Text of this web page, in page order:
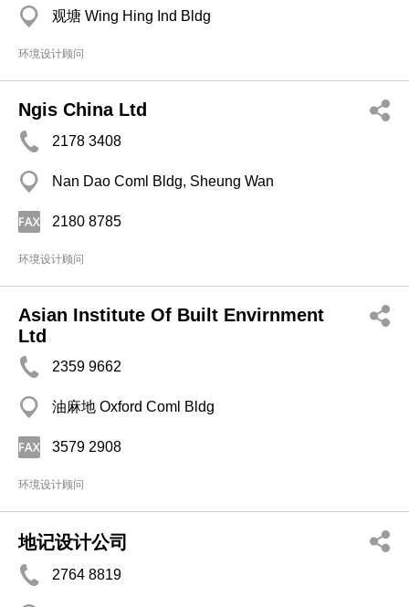
观塘 Wing Hing Ind Bldg
环境设计顾问
Ngis China Ltd
2178 3408
Nan Dao Coml Bldg, Sheung Wan
2180 8785
环境设计顾问
Asian Institute Of Built Envirnment
Ltd
2359 9662
油麻地 Oxford Coml Bldg
3579 2908
环境设计顾问
地记设计公司
2764 8819